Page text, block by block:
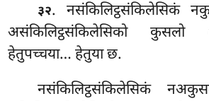
३२. नसंकिलिट्ठसंकिलेसिकं
असंकिलिट्ठसंकिलेसिको कुसलो
हेतुपच्चया… हेतुया छ.
नसंकिलिट्ठसंकिलेसिकं